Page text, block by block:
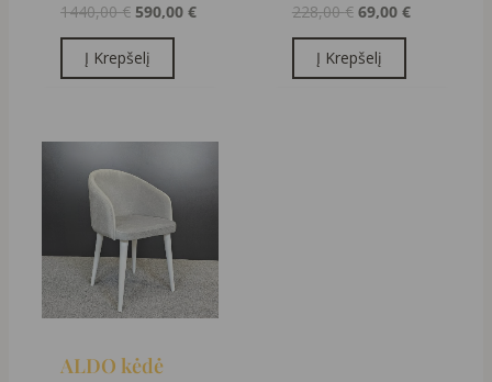
1440,00€ 590,00 €
Į Krepšelį
228,00€ 69,00 €
Į Krepšelį
ALDO kėdė
price
was:
228,00 €.